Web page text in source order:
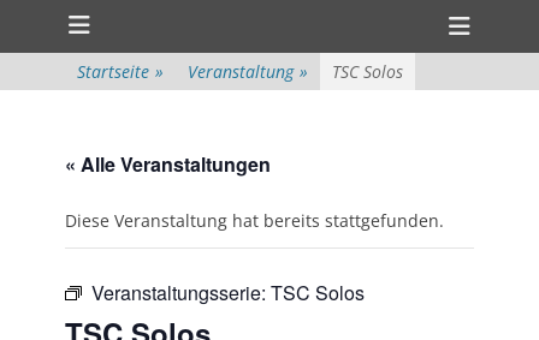
zum
Inhalt
überspringen
Primärmenü
Startseite » Veranstaltung » TSC Solos
« Alle Veranstaltungen
Diese Veranstaltung hat bereits stattgefunden.
Veranstaltungsserie: TSC Solos